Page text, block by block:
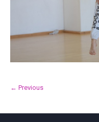
← Previous